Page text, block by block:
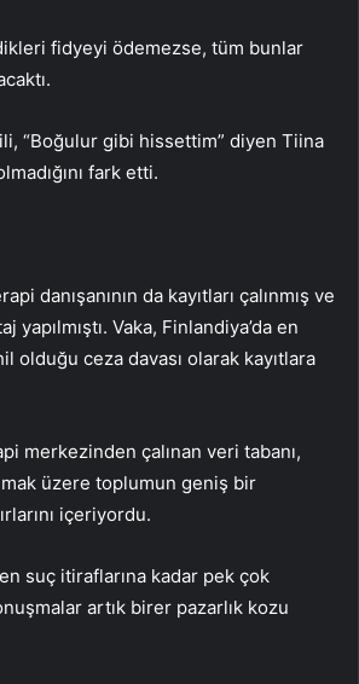
fidyeyi ödemezse, tüm bunlar
“Boğulur gibi hissettim” diyen Tiina
fark etti.
danışanının da kayıtları çalınmış ve
yapılmıştı. Vaka, Finlandiya’da en
olduğu ceza davası olarak kayıtlara
merkezinden çalınan veri tabanı,
üzere toplumun geniş bir
içeriyordu.
suç itiraflarına kadar pek çok
artık birer pazarlık kozu